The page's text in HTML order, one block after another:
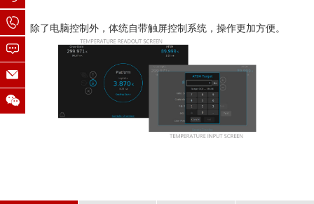
除了电脑控制外，体统自带触屏控制系统，操作更加方便。